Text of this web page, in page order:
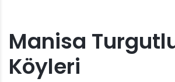
Manisa
Köyleri